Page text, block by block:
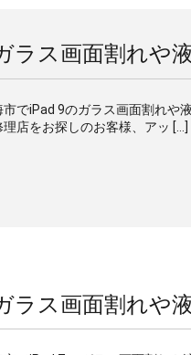
ラス画面割れや
でiPad 9のガラス画面割れや
店をお探しのお客様、アッ […]
ラス画面割れや